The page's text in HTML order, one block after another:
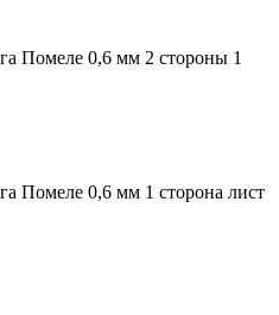
Помеле 0,6 мм 2 стороны 1
Помеле 0,6 мм 1 сторона лист